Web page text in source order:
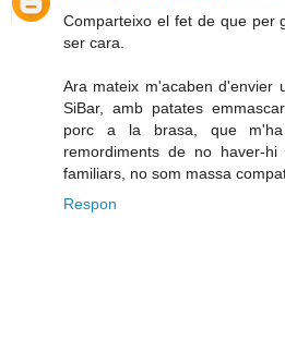
Comparteixo el fet de que per
ser cara.
Ara mateix m'acaben d'envier
SiBar, amb patates
porc a la brasa, que
remordiments de no haver-
familiars, no som massa
Respon